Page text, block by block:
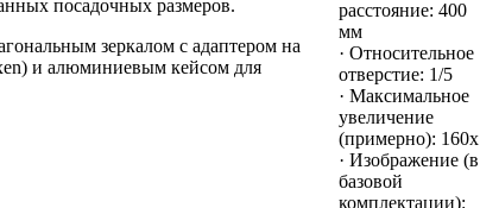
посадочных размеров.
зеркалом с адаптером на
и алюминиевым кейсом для
расстояние: 400
мм
· Относительное
отверстие: 1/5
· Максимальное
увеличение
(примерно): 160х
· Изображение (в
базовой
комплектации):